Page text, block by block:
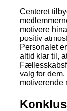
Centeret
motivere
positiv
Personalet
altid klar til,
valg for
motiverende